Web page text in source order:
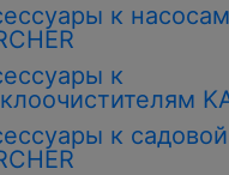
к насосам
к
к